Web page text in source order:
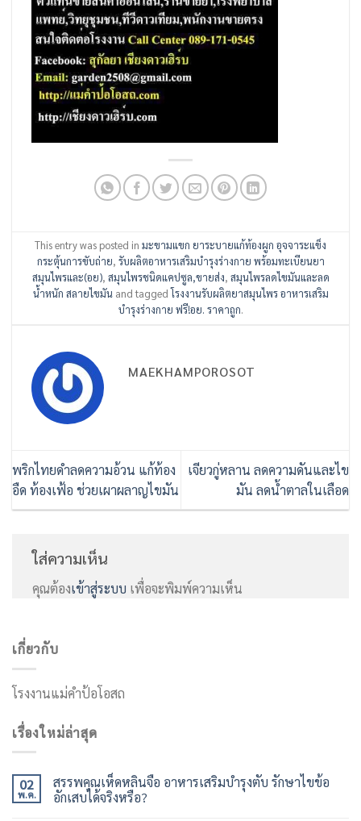
This entry was posted in มะขามแขก ยาระบายแก้ท้องผูก อุจจาระแข็ง
กระตุ้นการขับถ่าย, รับผลิตอาหารเสริมบำรุงร่างกาย พร้อมทะเบียนยา
สมุนไพรและ(อย), สมุนไพรชนิดแคปซูล,ขายส่ง, สมุนไพรลดไขมันและลด
น้ำหนัก สลายไขมันand taggedโรงงานรับผลิตยาสมุนไพร อาหารเสริม
บำรุงร่างกาย ฟรี!อย. ราคาถูก.
MAEKHAMPOROSOT
พริกไทยดำลดความอ้วน แก้ท้อง
อืด ท้องเฟ้อ ช่วยเผาผลาญไขมัน
เจียวกู่หลาน ลดความดันและไข
มัน ลดน้ำตาลในเลือด
ใส่ความเห็น
คุณต้องเข้าสู่ระบบ เพื่อจะพิมพ์ความเห็น
เกี่ยวกับ
โรงงานแม่คำป้อโอสถ
เรื่องใหม่ล่าสุด
02
พ.ค.
สรรพคุณเห็ดหลินจือ อาหารเสริมบำรุงตับ รักษาไขข้อ
อักเสบได้จริงหรือ?